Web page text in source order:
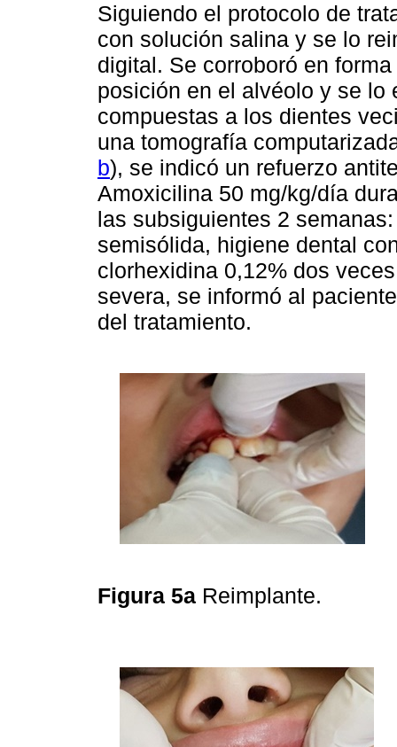
Siguiendo el protocolo de
con solución salina y se lo
digital. Se corroboró en
posición en el alvéolo y se lo
compuestas a los dientes
una tomografía
b), se indicó un refuerzo
Amoxicilina 50 mg/kg/día
las subsiguientes 2
semisólida, higiene dental
clorhexidina 0,12% dos
severa, se informó al
del tratamiento.
Figura 5a Reimplante.